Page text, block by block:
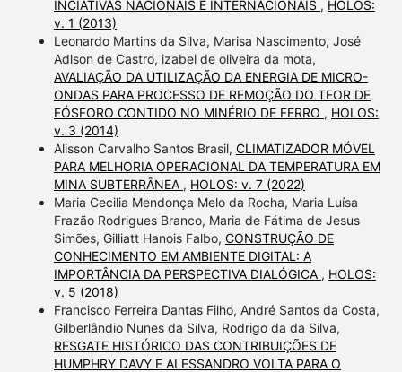
INCIATIVAS NACIONAIS E INTERNACIONAIS , HOLOS:
v. 1 (2013)
Leonardo Martins da Silva, Marisa Nascimento, José
Adlson de Castro, izabel de oliveira da mota,
AVALIAÇÃO DA UTILIZAÇÃO DA ENERGIA DE MICRO-
ONDAS PARA PROCESSO DE REMOÇÃO DO TEOR DE
FÓSFORO CONTIDO NO MINÉRIO DE FERRO , HOLOS:
v. 3 (2014)
Alisson Carvalho Santos Brasil, CLIMATIZADOR MÓVEL
PARA MELHORIA OPERACIONAL DA TEMPERATURA EM
MINA SUBTERRÂNEA , HOLOS: v. 7 (2022)
Maria Cecilia Mendonça Melo da Rocha, Maria Luísa
Frazão Rodrigues Branco, Maria de Fátima de Jesus
Simões, Gilliatt Hanois Falbo, CONSTRUÇÃO DE
CONHECIMENTO EM AMBIENTE DIGITAL: A
IMPORTÂNCIA DA PERSPECTIVA DIALÓGICA , HOLOS:
v. 5 (2018)
Francisco Ferreira Dantas Filho, André Santos da Costa,
Gilberlândio Nunes da Silva, Rodrigo da da Silva,
RESGATE HISTÓRICO DAS CONTRIBUIÇÕES DE
HUMPHRY DAVY E ALESSANDRO VOLTA PARA O